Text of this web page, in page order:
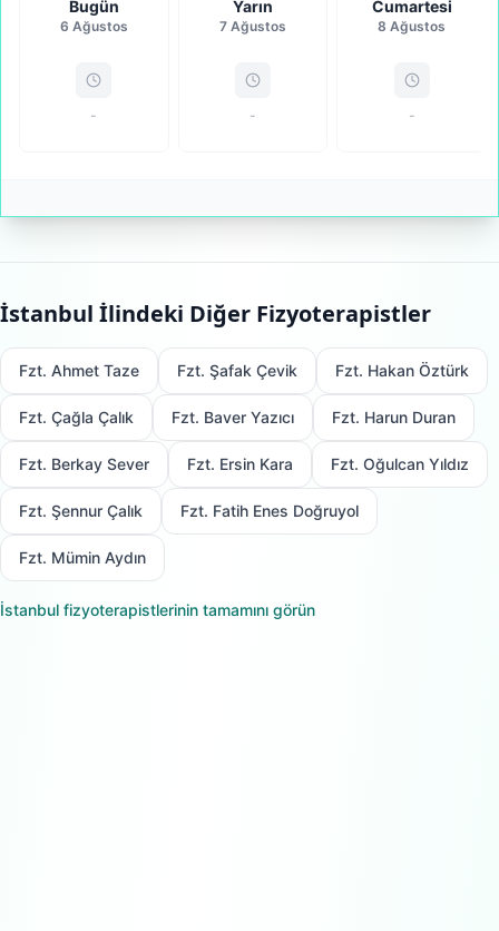
Bugün
6 Ağustos
-
Yarın
7 Ağustos
-
Cumartesi
8 Ağustos
-
İstanbul İlindeki Diğer Fizyoterapistler
Fzt. Ahmet Taze Fzt. Şafak Çevik Fzt. Hakan Öztürk
Fzt. Çağla Çalık Fzt. Baver Yazıcı Fzt. Harun Duran
Fzt. Berkay Sever Fzt. Ersin Kara Fzt. Oğulcan Yıldız
Fzt. Şennur Çalık Fzt. Fatih Enes Doğruyol
Fzt. Mümin Aydın
İstanbul fizyoterapistlerinin tamamını görün